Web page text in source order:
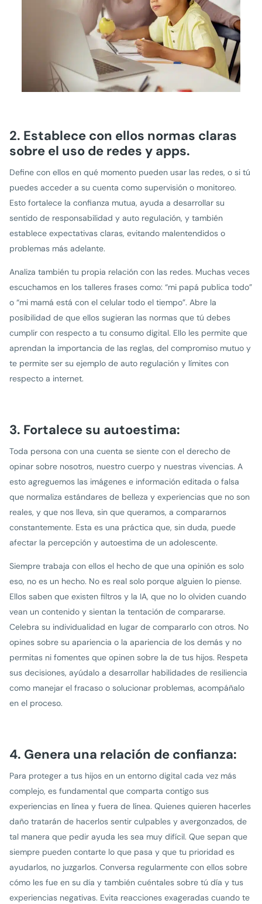
2. Establece con ellos normas claras
sobre el uso de redes y apps.
Define con ellos en qué momento pueden usar las redes, o si tú
puedes acceder a su cuenta como supervisión o monitoreo.
Esto fortalece la confianza mutua, ayuda a desarrollar su
sentido de responsabilidad y auto regulación, y también
establece expectativas claras, evitando malentendidos o
problemas más adelante.
Analiza también tu propia relación con las redes. Muchas veces
escuchamos en los talleres frases como: “mi papá publica todo”
o “mi mamá está con el celular todo el tiempo”. Abre la
posibilidad de que ellos sugieran las normas que tú debes
cumplir con respecto a tu consumo digital. Ello les permite que
aprendan la importancia de las reglas, del compromiso mutuo y
te permite ser su ejemplo de auto regulación y límites con
respecto a internet.
3. Fortalece su autoestima:
Toda persona con una cuenta se siente con el derecho de
opinar sobre nosotros, nuestro cuerpo y nuestras vivencias. A
esto agreguemos las imágenes e información editada o falsa
que normaliza estándares de belleza y experiencias que no son
reales, y que nos lleva, sin que queramos, a compararnos
constantemente. Esta es una práctica que, sin duda, puede
afectar la percepción y autoestima de un adolescente.
Siempre trabaja con ellos el hecho de que una opinión es solo
eso, no es un hecho. No es real solo porque alguien lo piense.
Ellos saben que existen filtros y la IA, que no lo olviden cuando
vean un contenido y sientan la tentación de compararse.
Celebra su individualidad en lugar de compararlo con otros. No
opines sobre su apariencia o la apariencia de los demás y no
permitas ni fomentes que opinen sobre la de tus hijos. Respeta
sus decisiones, ayúdalo a desarrollar habilidades de resiliencia
como manejar el fracaso o solucionar problemas, acompáñalo
en el proceso.
4. Genera una relación de confianza:
Para proteger a tus hijos en un entorno digital cada vez más
complejo, es fundamental que comparta contigo sus
experiencias en línea y fuera de línea. Quienes quieren hacerles
daño tratarán de hacerlos sentir culpables y avergonzados, de
tal manera que pedir ayuda les sea muy difícil. Que sepan que
siempre pueden contarte lo que pasa y que tu prioridad es
ayudarlos, no juzgarlos. Conversa regularmente con ellos sobre
cómo les fue en su día y también cuéntales sobre tú día y tus
experiencias negativas. Evita reacciones exageradas cuando te